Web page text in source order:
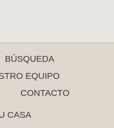
BÚSQUEDA
EQUIPO
CONTACTO
CASA